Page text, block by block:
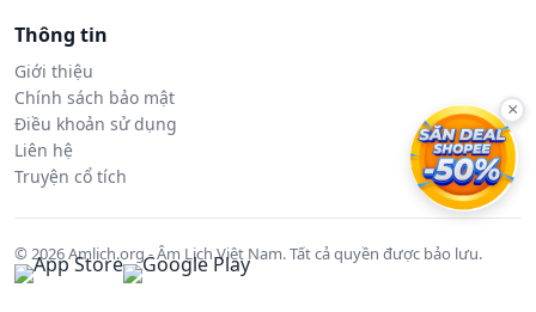
Thông tin
Giới thiệu
Chính sách bảo mật
Điều khoản sử dụng
Liên hệ
Truyện cổ tích
© 2026 Amlich.org - Âm Lịch Việt Nam. Tất cả quyền được bảo lưu.
×